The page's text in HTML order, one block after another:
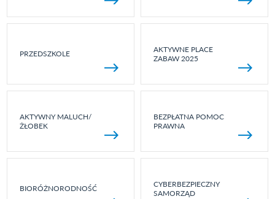
PRZEDSZKOLE
AKTYWNE PLACE
ZABAW 2025
AKTYWNY MALUCH/
ŻŁOBEK
BEZPŁATNA POMOC
PRAWNA
BIORÓŻNORODNOŚĆ
CYBERBEZPIECZNY
SAMORZĄD